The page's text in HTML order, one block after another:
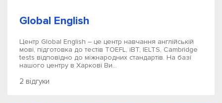
Global English
Центр Global English – це центр навчання англійській
мові, підготовка до тестів TOEFL, iBT, IELTS, Cambridge
tests відповідно до міжнародних стандартів. На базі
нашого центру в Харкові Ви...
2 відгуки